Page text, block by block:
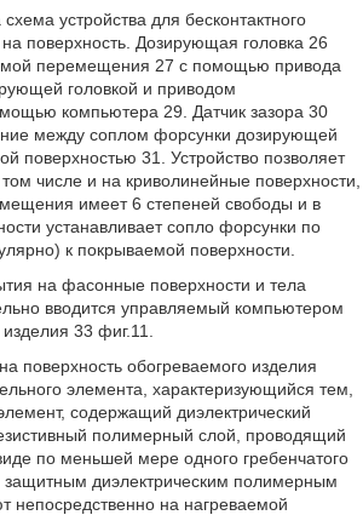
устройства для бесконтактного
поверхность. Дозирующая головка 26
перемещения 27 с помощью привода
головкой и приводом
компьютера 29. Датчик зазора 30
между соплом форсунки дозирующей
поверхностью 31. Устройство позволяет
числе и на криволинейные поверхности,
имеет 6 степеней свободы и в
устанавливает сопло форсунки по
к покрываемой поверхности.
на фасонные поверхности и тела
вводится управляемый компьютером
33 фиг.11.
поверхность обогреваемого изделия
элемента, характеризующийся тем,
содержащий диэлектрический
полимерный слой, проводящий
по меньшей мере одного гребенчатого
защитным диэлектрическим полимерным
непосредственно на нагреваемой